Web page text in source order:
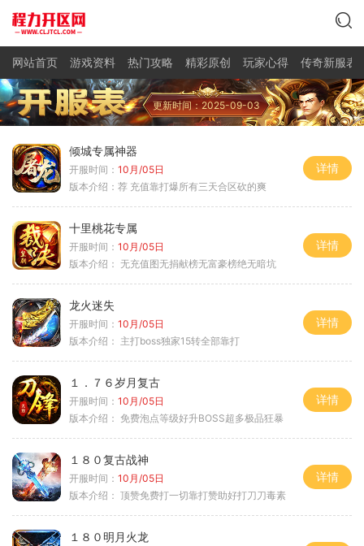
网站首页 游戏资料 热门攻略 精彩原创 玩家心得 传奇新服表
更新时间：2025-09-03
倾城专属神器
开服时间： 10月/05日
版本介绍： 荐 充值靠打爆所有三天合区砍的爽
详情
十里桃花专属
开服时间： 10月/05日
版本介绍： 无充值图无捐献榜无富豪榜绝无暗坑
详情
龙火迷失
开服时间： 10月/05日
版本介绍： 主打boss独家15转全部靠打
详情
１．７６岁月复古
开服时间： 10月/05日
版本介绍： 免费泡点等级好升BOSS超多极品狂暴
详情
１８０复古战神
开服时间： 10月/05日
版本介绍： 顶赞免费打一切靠打赞助好打刀刀毒素
详情
１８０明月火龙